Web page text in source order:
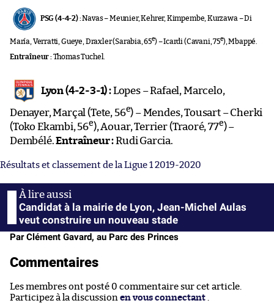
PSG (4-4-2) :Navas – Meunier, Kehrer, Kimpembe, Kurzawa – Di
María, Verratti, Gueye, Draxler (Sarabia, 65e) – Icardi (Cavani, 75e), Mbappé.
Entraîneur :Thomas Tuchel.
Lyon (4-2-3-1) :Lopes – Rafael, Marcelo,
Denayer, Marçal (Tete, 56e) – Mendes, Tousart – Cherki
(Toko Ekambi, 56e), Aouar, Terrier (Traoré, 77e) –
Dembélé.Entraîneur :Rudi Garcia.
Résultats et classement de la Ligue 1 2019-2020
Candidat à la mairie de Lyon, Jean-Michel Aulas
veut construire un nouveau stade
Par Clément Gavard, au Parc des Princes
Commentaires
Les membres ont posté 0 commentaire sur cet article.
Participez à la discussion en vous connectant